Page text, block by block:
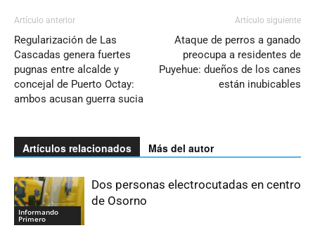
Artículo anterior
Regularización de Las
Cascadas genera fuertes
pugnas entre alcalde y
concejal de Puerto Octay:
ambos acusan guerra sucia
Artículo siguiente
Ataque de perros a ganado
preocupa a residentes de
Puyehue: dueños de los canes
están inubicables
Artículos relacionados Más del autor
Informando
Primero
Dos personas electrocutadas en centro
de Osorno